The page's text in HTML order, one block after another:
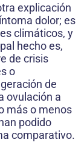
explicación
dolor; es
climáticos, y
hecho es,
de crisis
o
de
ovulación a
más o menos
podido
comparativo.